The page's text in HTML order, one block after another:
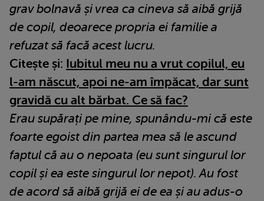
grav bolnavă și vrea ca cineva să aibă grijă
de copil, deoarece propria ei familie a
refuzat să facă acest lucru.
Citește și: Iubitul meu nu a vrut copilul, eu
l-am născut, apoi ne-am împăcat, dar sunt
gravidă cu alt bărbat. Ce să fac?
Erau supărați pe mine, spunându-mi că este
foarte egoist din partea mea să le ascund
faptul că au o nepoata (eu sunt singurul lor
copil și ea este singurul lor nepot). Au fost
de acord să aibă grijă ei de ea și au adus-o